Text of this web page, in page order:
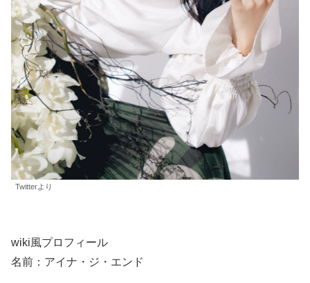
Twitterより
wiki風プロフィール
名前：アイナ・ジ・エンド